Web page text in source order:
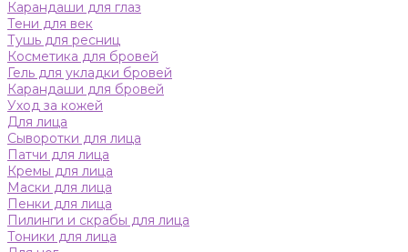
Карандаши для глаз
Тени для век
Тушь для ресниц
Косметика для бровей
Гель для укладки бровей
Карандаши для бровей
Уход за кожей
Для лица
Сыворотки для лица
Патчи для лица
Кремы для лица
Маски для лица
Пенки для лица
Пилинги и скрабы для лица
Тоники для лица